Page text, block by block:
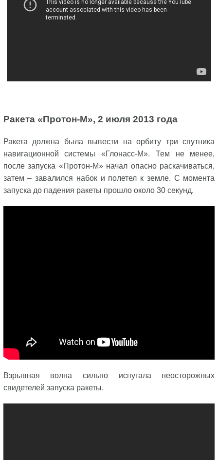
Ракета «Протон-М», 2 июля 2013 года
Ракета должна была вывести на орбиту три спутника
навигационной системы «Глонасс-М». Тем не менее,
после запуска «Протон-М» начал опасно раскачиваться,
затем – завалился набок и полетел к земле. С момента
запуска до падения ракеты прошло около 30 секунд.
Взрывная волна сильно испугала неосторожных
свидетелей запуска ракеты.